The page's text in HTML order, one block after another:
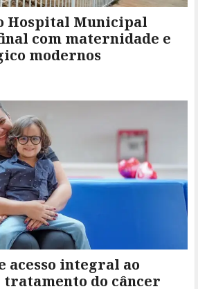
Hospital Municipal
com maternidade e
modernos
acesso integral ao
tratamento do câncer